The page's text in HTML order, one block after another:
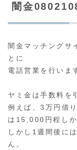
闇金
闇金マッチングサ
とに
電話営業を行いま
ヤミ金は手数料を
例えば、3万円借
は15,000円程しか
しかし1週間後に
ん。